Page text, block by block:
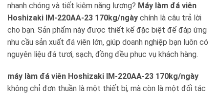
nhanh chóng và tiết kiệm năng lượng? Máy làm đá viên
Hoshizaki IM-220AA-23 170kg/ngày chính là câu trả lời
cho bạn. Sản phẩm này được thiết kế đặc biệt để đáp ứng
nhu cầu sản xuất đá viên lớn, giúp doanh nghiệp bạn luôn có
nguyên liệu đá tươi, sạch, đồng đều phục vụ khách hàng.
máy làm đá viên Hoshizaki IM-220AA-23 170kg/ngày
không chỉ đơn thuần là một thiết bị, mà còn là một đối tác